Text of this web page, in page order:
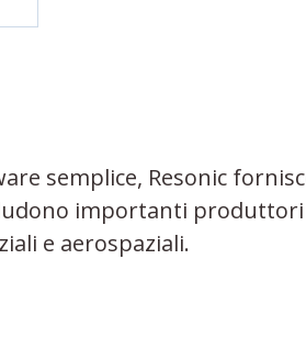
semplice, Resonic
importanti
e aerospaziali.